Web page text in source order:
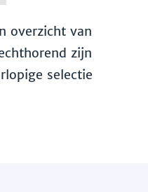
overzicht van
zijn
selectie